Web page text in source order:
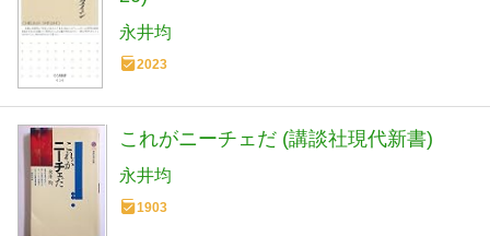
永井均
2023
これがニーチェだ (講談社現代新書)
永井均
1903